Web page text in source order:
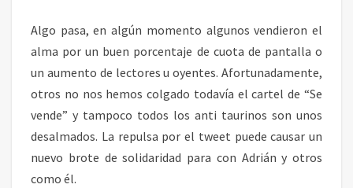
Algo pasa, en algún momento algunos vendieron el
alma por un buen porcentaje de cuota de pantalla o
un aumento de lectores u oyentes. Afortunadamente,
otros no nos hemos colgado todavía el cartel de “Se
vende” y tampoco todos los anti taurinos son unos
desalmados. La repulsa por el tweet puede causar un
nuevo brote de solidaridad para con Adrián y otros
como él.